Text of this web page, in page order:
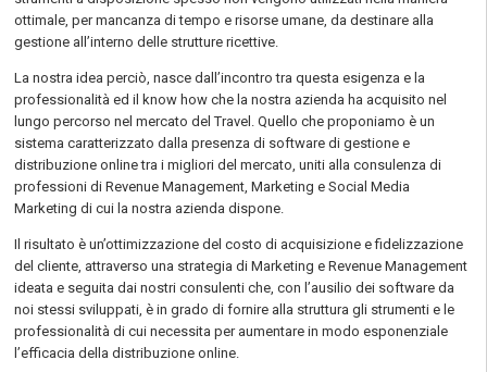
ottimale, per mancanza di tempo e risorse umane, da destinare alla
gestione all’interno delle strutture ricettive.
La nostra idea perciò, nasce dall’incontro tra questa esigenza e la
professionalità ed il know how che la nostra azienda ha acquisito nel
lungo percorso nel mercato del Travel. Quello che proponiamo è un
sistema caratterizzato dalla presenza di software di gestione e
distribuzione online tra i migliori del mercato, uniti alla consulenza di
professioni di Revenue Management, Marketing e Social Media
Marketing di cui la nostra azienda dispone.
Il risultato è un’ottimizzazione del costo di acquisizione e fidelizzazione
del cliente, attraverso una strategia di Marketing e Revenue Management
ideata e seguita dai nostri consulenti che, con l’ausilio dei software da
noi stessi sviluppati, è in grado di fornire alla struttura gli strumenti e le
professionalità di cui necessita per aumentare in modo esponenziale
l’efficacia della distribuzione online.